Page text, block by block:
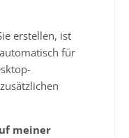
erstellen, ist
für
meiner